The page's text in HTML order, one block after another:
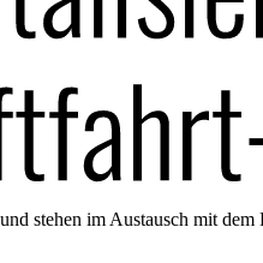
stehen im Austausch mit